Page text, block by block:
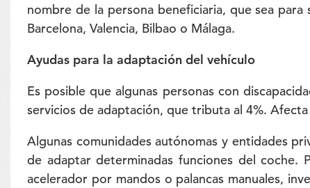
nombre de la persona beneficiaria, que sea
Barcelona, Valencia, Bilbao o Málaga.
Ayudas para la adaptación del vehículo
Es posible que algunas personas con
servicios de adaptación, que tributa al 4%.
Algunas comunidades autónomas y entidades
de adaptar determinadas funciones del
acelerador por mandos o palancas manuales,